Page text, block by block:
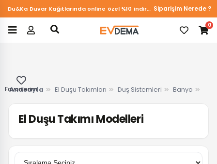
Evdema Online'da güvenli alışverişe hoş geldiniz! Siparişim Nerede ?
Favorilerim
0
Anasayfa El Duşu Takımları Duş Sistemleri Banyo
El Duşu Takımı Modelleri